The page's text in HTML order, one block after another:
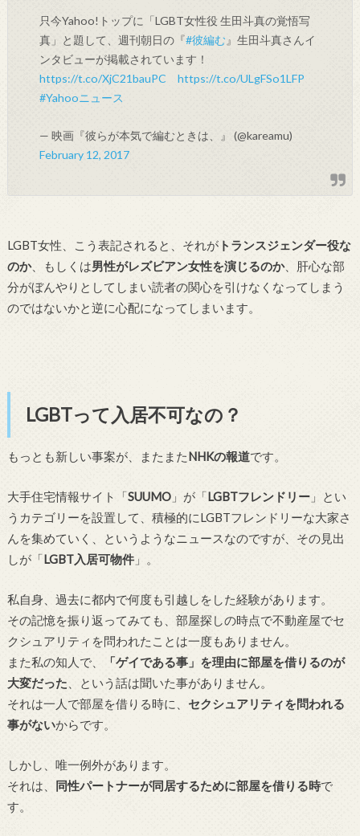
只今Yahoo!トップに「LGBT女性役 生田斗真の覚悟写
真」と題して、週刊朝日の『#彼編む 』生田斗真さんイ
ンタビューが掲載されています！
https://t.co/XjC21bauPC
https://t.co/ULgFSo1LFP
#Yahooニュース
— 映画『彼らが本気で編むときは、』 (@kareamu)
February 12, 2017
LGBT女性、こう表記されると、それがトランスジェンダー役な
のか、もしくは男性がレズビアン女性を演じるのか、肝心な部
分がぼんやりとしてしまい読者の関心を引けなくなってしまう
のではないかと逆に心配になってしまいます。
LGBTって入居不可なの？
もっとも新しい事案が、またまたNHKの報道です。
大手住宅情報サイト「SUUMO」が「LGBTフレンドリー」とい
うカテゴリーを設置して、積極的にLGBTフレンドリーな大家さ
んを集めていく、というようなニュースなのですが、その見出
しが「LGBT入居可物件」。
私自身、過去に都内で何度も引越しをした経験があります。
その記憶を振り返ってみても、部屋探しの時点で不動産屋でセ
クシュアリティを問われたことは一度もありません。
また私の知人で、
「ゲイである事」を理由に部屋を借りるのが
大変だった 、という話は聞いた事がありません。
それは一人で部屋を借りる時に、 セクシュアリティを問われる
事がないからです。
しかし、唯一例外があります。
それは、 同性パートナーが同居するために部屋を借りる時で
す。